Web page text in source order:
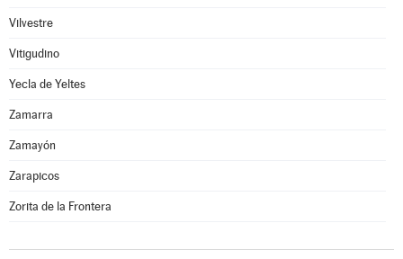
Vilvestre
Vitigudino
Yecla de Yeltes
Zamarra
Zamayón
Zarapicos
Zorita de la Frontera